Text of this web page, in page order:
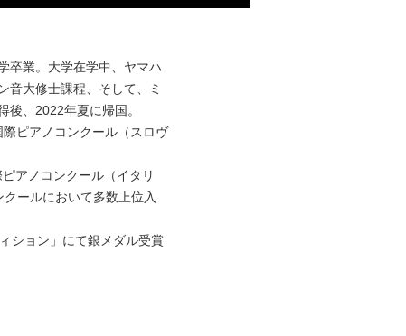
卒業。大学在学中、ヤマハ
音大修士課程、そして、ミ
後、 2022年夏に帰国。
際ピアノコンクール（スロヴ
アノコンクール（イタリ
ールにおいて多数上位入
ション」にて銀メダル受賞